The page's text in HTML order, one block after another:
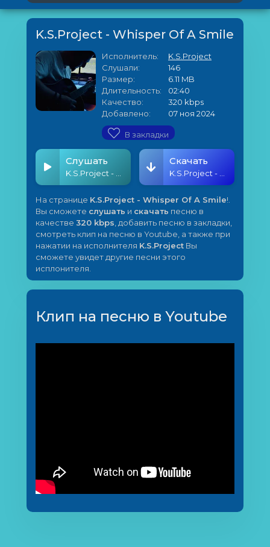
K.S.Project - Whisper Of A Smile
Исполнитель:
K.S.Project
Слушали:
146
Размер:
6.11 MB
Длительность:
02:40
Качество:
320 kbps
Добавлено:
07 ноя 2024
В закладки
Слушать Скачать
На странице K.S.Project - Whisper Of A Smile!.
Вы сможете слушать и скачать песню в
качестве 320 kbps , добавить песню в закладки,
смотреть клип на песню в Youtube, а также при
нажатии на исполнителя K.S.Project Вы
сможете увидет другие песни этого
исплонителя.
Клип на песню в Youtube